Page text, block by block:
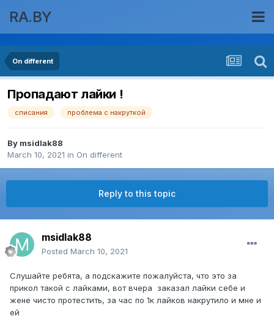
RA.BY
On different
Пропадают лайки !
списания проблема с накруткой
By msidlak88
March 10, 2021 in On different
Reply to this topic
msidlak88
Posted March 10, 2021
Слушайте ребята, а подскажите пожалуйста, что это за
прикол такой с лайками, вот вчера заказал лайки себе и
жене чисто протестить, за час по 1к лайков накрутило и мне и
ей